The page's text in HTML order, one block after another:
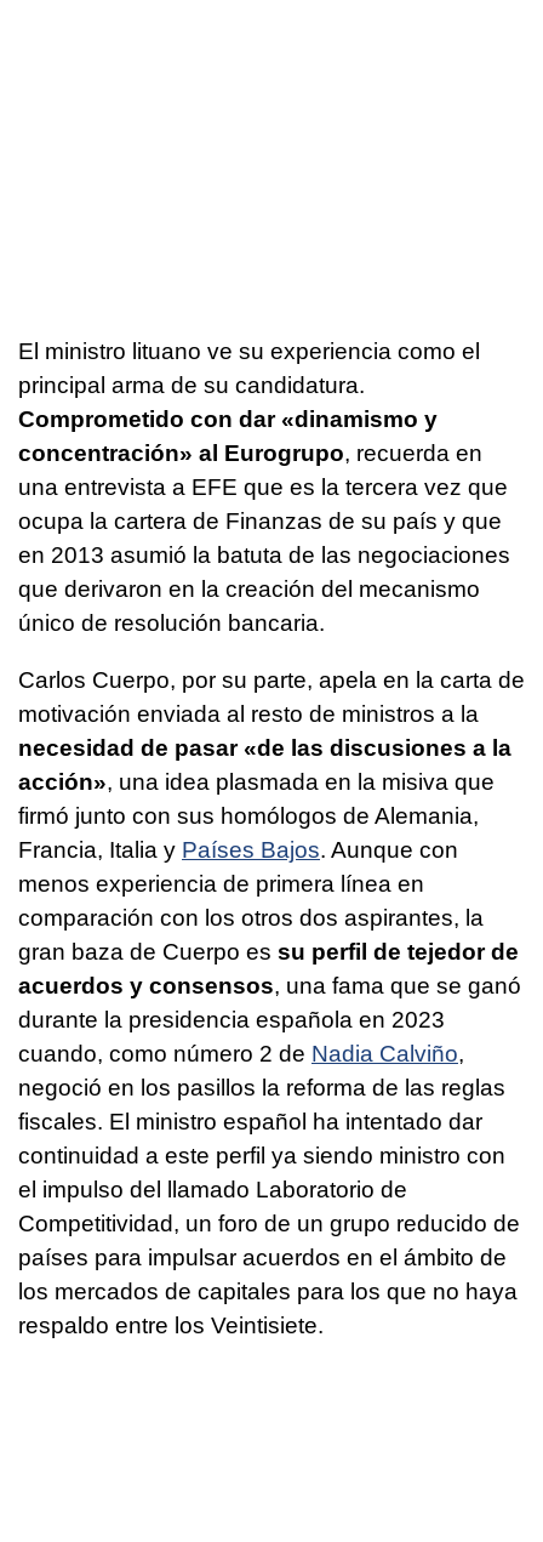
El ministro lituano ve su experiencia como el
principal arma de su candidatura.
Comprometido con dar «dinamismo y
concentración» al Eurogrupo, recuerda en
una entrevista a EFE que es la tercera vez que
ocupa la cartera de Finanzas de su país y que
en 2013 asumió la batuta de las negociaciones
que derivaron en la creación del mecanismo
único de resolución bancaria.
Carlos Cuerpo, por su parte, apela en la carta de
motivación enviada al resto de ministros a la
necesidad de pasar «de las discusiones a la
acción», una idea plasmada en la misiva que
firmó junto con sus homólogos de Alemania,
Francia, Italia y Países Bajos. Aunque con
menos experiencia de primera línea en
comparación con los otros dos aspirantes, la
gran baza de Cuerpo es su perfil de tejedor de
acuerdos y consensos, una fama que se ganó
durante la presidencia española en 2023
cuando, como número 2 de Nadia Calviño,
negoció en los pasillos la reforma de las reglas
fiscales. El ministro español ha intentado dar
continuidad a este perfil ya siendo ministro con
el impulso del llamado Laboratorio de
Competitividad, un foro de un grupo reducido de
países para impulsar acuerdos en el ámbito de
los mercados de capitales para los que no haya
respaldo entre los Veintisiete.